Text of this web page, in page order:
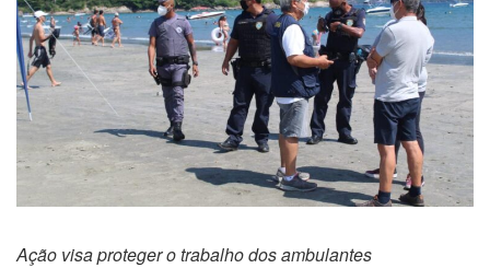
Ação visa proteger o trabalho dos ambulantes